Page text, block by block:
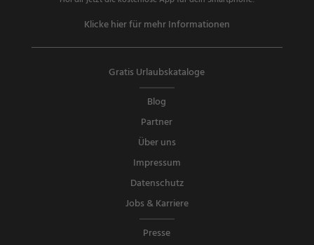
Klicke hier für mehr Informationen
Gratis Urlaubskataloge
Blog
Partner
Über uns
Impressum
Datenschutz
Jobs & Karriere
Presse